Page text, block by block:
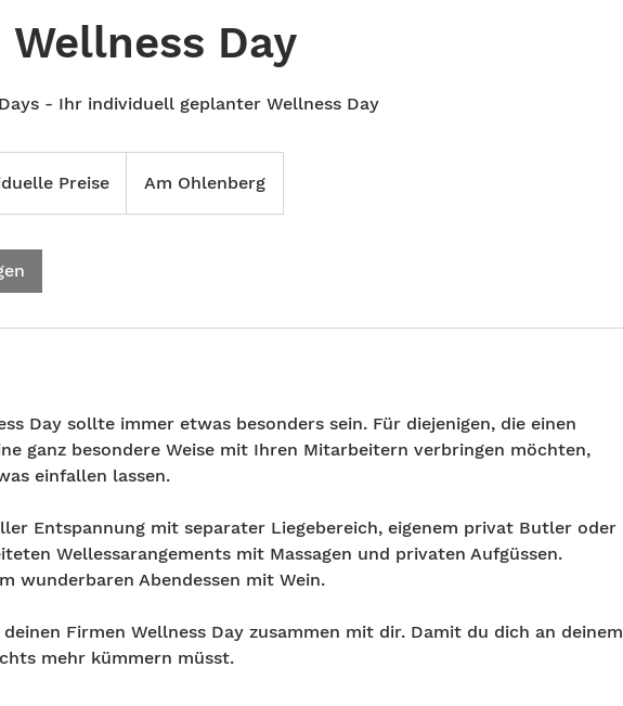
Wellness Day
- Ihr individuell geplanter Wellness Day
Preise Am Ohlenberg
Day sollte immer etwas besonders sein. Für diejenigen, die einen
ganz besondere Weise mit Ihren Mitarbeitern verbringen möchten,
einfallen lassen.
Entspannung mit separater Liegebereich, eigenem privat Butler oder
Wellessarangements mit Massagen und privaten Aufgüssen.
wunderbaren Abendessen mit Wein.
Firmen Wellness Day zusammen mit dir. Damit du dich an deinem
mehr kümmern müsst.